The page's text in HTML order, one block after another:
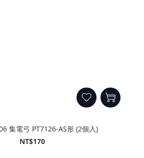
集電弓 PT7126-AS形 (2個入)
NT$170